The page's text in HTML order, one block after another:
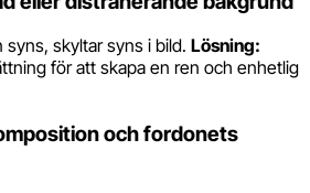
syns, skyltar syns i bild. Lösning:
för att skapa en ren och enhetlig
och fordonets